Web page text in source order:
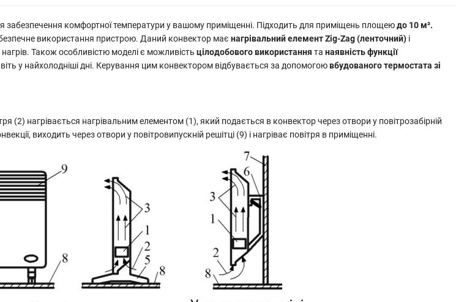
забезпечення комфортної температури у вашому приміщенні. Підходить для приміщень площеюдо 10 м².
використання пристрою. Даний конвектор має нагрівальний елемент Zig-Zag (ленточний) і
Також особливістю моделі є можливість цілодобового використання та наявність функції
у найхолодніші дні. Керування цим конвектором відбувається за допомогоювбудованого термостата зі
(2) нагрівається нагрівальним елементом (1), який подається в конвектор через отвори у повітрозабірній
виходить через отвори у повітровипускній решітці (9) і нагріває повітря в приміщенні.